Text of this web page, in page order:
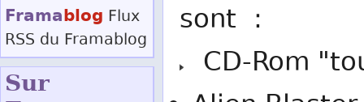
sont :
CD-Rom
Framablog Flux
RSS du Framablog
Sur